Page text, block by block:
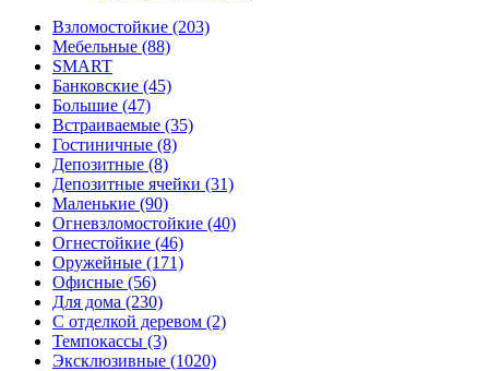
Взломостойкие (203)
Мебельные (88)
SMART
Банковские (45)
Большие (47)
Встраиваемые (35)
Гостиничные (8)
Депозитные (8)
Депозитные ячейки (31)
Маленькие (90)
Огневзломостойкие (40)
Огнестойкие (46)
Оружейные (171)
Офисные (56)
Для дома (230)
С отделкой деревом (2)
Темпокассы (3)
Эксклюзивные (1020)